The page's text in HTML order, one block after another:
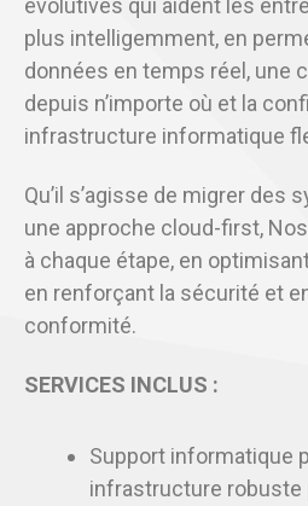
évolutives qui aident les
plus intelligemment, en
données en temps réel, une
depuis n’importe où et la
infrastructure informatique
Qu’il s’agisse de migrer des
une approche cloud-first,
à chaque étape, en
en renforçant la sécurité et
conformité.
SERVICES INCLUS :
Support informatique
infrastructure robuste